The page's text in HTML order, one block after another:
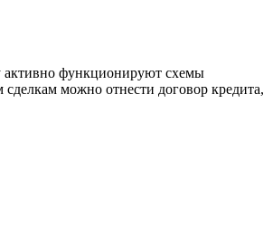
активно функционируют схемы
можно отнести договор кредита,